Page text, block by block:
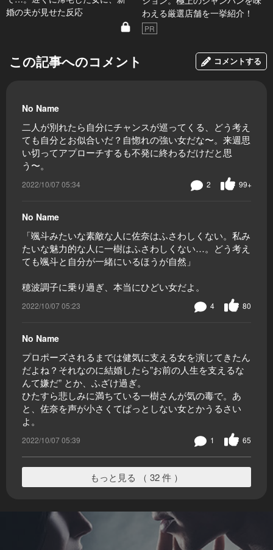
婚の夫が見せた反応
わえる厳選店舗を一挙紹介！
PR
この記事へのコメント コメントする
No Name
二人が別れたら自分にチャンスが巡ってくる、どう考え
ても自分とお似合いだ？自惚れの強い女だな〜。来週思
い切ってアプローチするも不発に終わるだけだと思
う〜。
2022/10/07 05:34 99+
2
No Name
「颯斗みたいな素敵な人に佐奈はふさわしくない。私み
たいな魅力的な人に一樹はふさわしくない…。どう考え
ても颯斗と自分が一緒にいるほうが自然」
穂波調子に乗り過ぎ、本当にひどい女だよ。
2022/10/07 05:23 80
4
No Name
プロポーズされるまでは健気に支える女を演じてきたん
だよね？それなのに結婚したら”お前の人生を支えるな
んて嫌だ” とか、ふざけ過ぎ。
ひたすら悲しみに満ちている一樹さんが気の毒で。あ
と、佐奈を声が小さくてぱっとしない女とかうるさい
よ。
2022/10/07 05:39 65
1
もっと見る （ 32 件 ）